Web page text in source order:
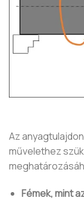
Az
művelethez
Fémek, mint